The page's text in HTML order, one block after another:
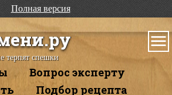
Полная версия
терпят спешки
Вопрос эксперту
Подбор рецепта